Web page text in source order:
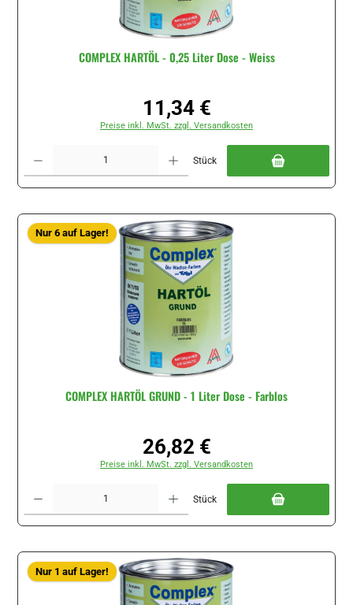
COMPLEX HARTÖL - 0,25 Liter Dose - Weiss
Regulärer Preis:
11,34 €
Preise inkl. MwSt. zzgl. Versandkosten
Stück
Nur 6 auf Lager!
COMPLEX HARTÖL GRUND - 1 Liter Dose - Farblos
Regulärer Preis:
26,82 €
Preise inkl. MwSt. zzgl. Versandkosten
Stück
Nur 1 auf Lager!